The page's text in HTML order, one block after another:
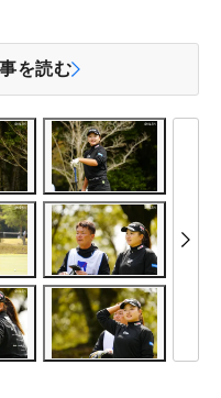
を読む